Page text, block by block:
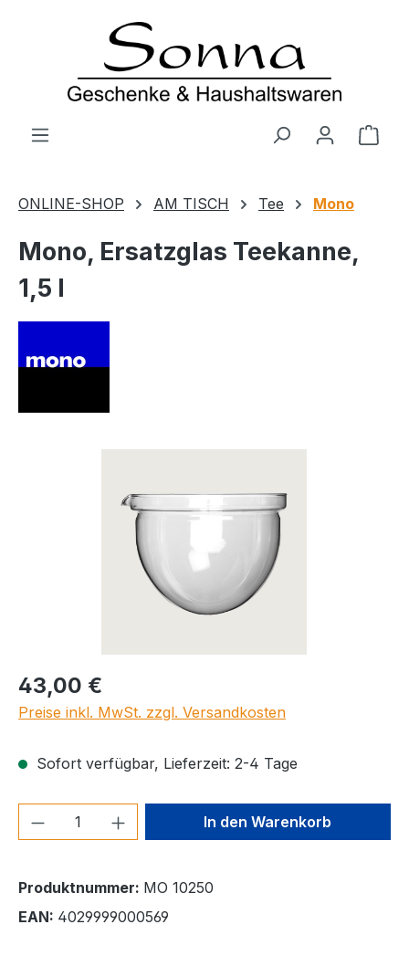
Zum Hauptinhalt springen
ONLINE-SHOP AM TISCH Tee Mono
Mono, Ersatzglas Teekanne,
1,5 l
Regulärer Preis:
43,00 €
Preise inkl. MwSt. zzgl. Versandkosten
Sofort verfügbar, Lieferzeit: 2-4 Tage
Produkt Anzahl: Gib denIn den Warenkorb
Produktnummer: MO 10250
EAN: 4029999000569